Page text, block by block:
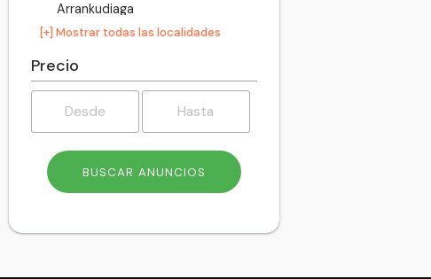
Arrankudiaga
Arratzu
Arrigorriaga
Atxondo
Aulesti
Bakio
Barakaldo
[+] Mostrar todas las localidades
Precio